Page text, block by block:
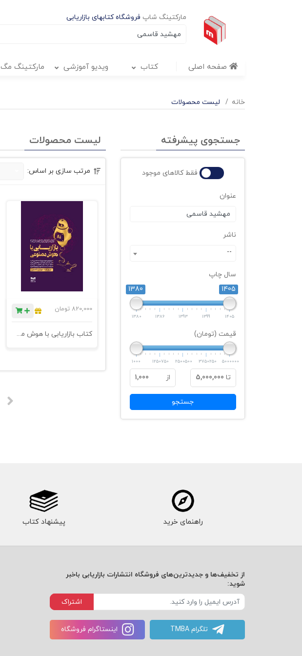
مارکتینگ شاپ فروشگاه کتابهای بازاریابی
صفحه اصلی کتاب ویدیو آموزشی مارکتینگ مگ
خانه لیست محصولات
جستجوی پیشرفته
فقط کالاهای موجود
عنوان
ناشر
--
سال چاپ
1380
1405
1380 1386 1393 1399 1405
قیمت (تومان)
1000 1250750 2500500 3750250 5000000
تا 5,000,000 از 1,000
جستجو
لیست محصولات
مرتب سازی بر اساس:
820,000 تومان
کتاب بازاریابی با هوش مصنوعی - چاپ دوم
راهنمای خرید پیشنهاد کتاب
از تخفیف‌ها و جدیدترین‌های فروشگاه انتشارات بازاریابی باخبر
شوید:
اشتراک
تلگرام TMBA اینستاگرام فروشگاه